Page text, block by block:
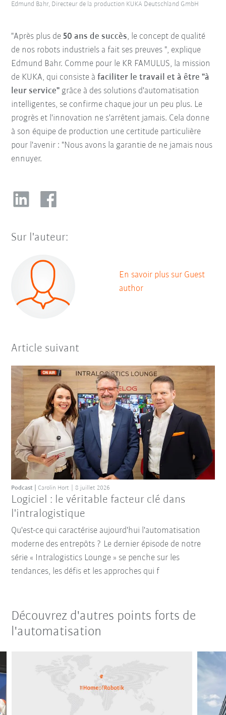
Edmund Bahr, Directeur de la production KUKA Deutschland GmbH
"Après plus de50 ans de succès, le concept de qualité
de nos robots industriels a fait ses preuves ", explique
Edmund Bahr. Comme pour le KR FAMULUS, la mission
de KUKA, qui consiste à faciliter le travail et à être "à
leur service" grâce à des solutions d'automatisation
intelligentes, se confirme chaque jour un peu plus. Le
progrès et l'innovation ne s'arrêtent jamais. Cela donne
à son équipe de production une certitude particulière
pour l'avenir : "Nous avons la garantie de ne jamais nous
ennuyer.
Sur l'auteur:
En savoir plus sur Guest
author
Article suivant
Logiciel : le véritable facteur clé dans
l'intralogistique
Podcast Carolin Hort 8 juillet 2026
Qu'est-ce qui caractérise aujourd'hui l'automatisation
moderne des entrepôts ? Le dernier épisode de notre
série « Intralogistics Lounge » se penche sur les
tendances, les défis et les approches qui f
Découvrez d'autres points forts de
l'automatisation